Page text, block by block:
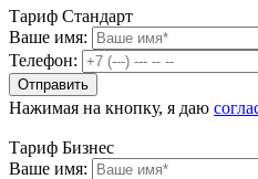
Тариф Стандарт
Ваше имя:
Телефон:
Нажимая на кнопку, я даю
Тариф Бизнес
Ваше имя: